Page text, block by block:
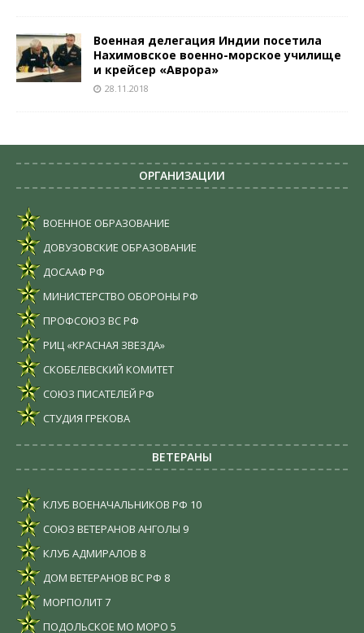
Военная делегация Индии посетила
Нахимовское военно-морское училище
и крейсер «Аврора»
28.11.2018
ОРГАНИЗАЦИИ
ВОЕННОЕ ОБРАЗОВАНИЕ
ДОВУЗОВСКИЕ ОБРАЗОВАНИЕ
ДОСААФ РФ
МИНИСТЕРСТВО ОБОРОНЫ РФ
ПРОФСОЮЗ ВС РФ
РИЦ «КРАСНАЯ ЗВЕЗДА»
СКОБЕЛЕВСКИЙ КОМИТЕТ
СОЮЗ ПИСАТЕЛЕЙ РФ
СТУДИЯ ГРЕКОВА
ВЕТЕРАНЫ
КЛУБ ВОЕНАЧАЛЬНИКОВ РФ 10
СОЮЗ ВЕТЕРАНОВ АНГОЛЫ 9
КЛУБ АДМИРАЛОВ 8
ДОМ ВЕТЕРАНОВ ВС РФ 8
МОРПОЛИТ7
ПОДОЛЬСКОЕ МО МОРО 5